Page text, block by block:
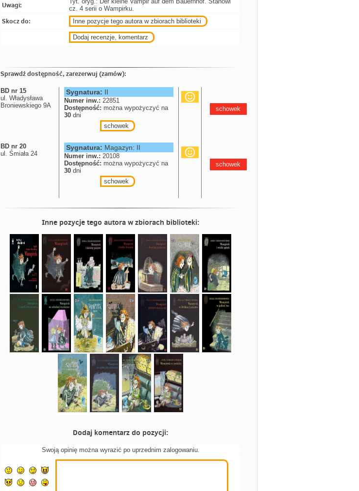
Uwagi:
cz. 4 serii o Wampirku.
Skocz do: Inne pozycje tego autora w zbiorach biblioteki
Dodaj recenzje, komentarz
Sprawdź dostępność, zarezerwuj (zamów):
BD nr 15
ul. Władysława
Broniewskiego 9A
Sygnatura: II
Numer inw.: 22851
Dostępność: można wypożyczyć na
30 dni
schowek
schowek
BD nr 20
ul. Śmiała 24
Sygnatura: Magazyn: II
Numer inw.: 20108
Dostępność: można wypożyczyć na
30 dni
schowek
schowek
Inne pozycje tego autora w zbiorach biblioteki:
Dodaj komentarz do pozycji:
Swoją opinię można wyrazić po uprzednim zalogowaniu.